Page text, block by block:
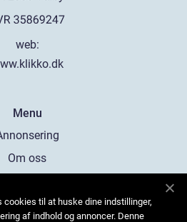
web:
Menu
Om oss
oss
cookies til at huske dine indstillinger,
af indhold og annoncer. Denne